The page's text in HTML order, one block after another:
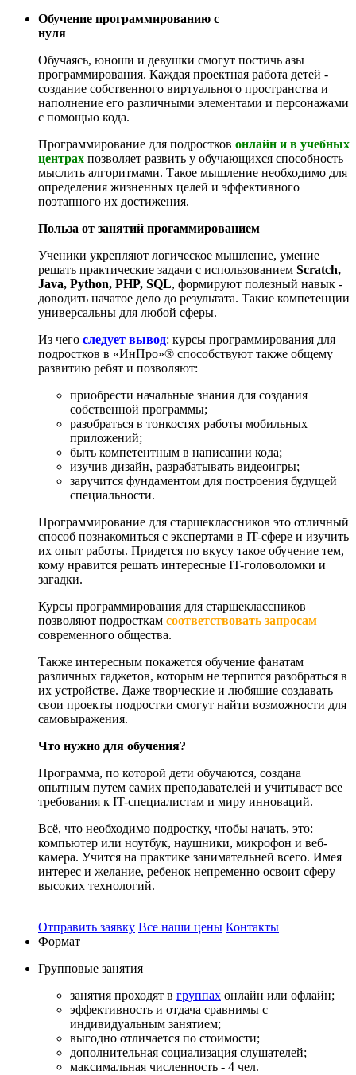
Обучение программированию с
нуля
Обучаясь, юноши и девушки смогут постичь азы
программирования. Каждая проектная работа детей -
создание собственного виртуального пространства и
наполнение его различными элементами и персонажами
с помощью кода.
Программирование для подростков онлайн и в учебных
центрах позволяет развить у обучающихся способность
мыслить алгоритмами. Такое мышление необходимо для
определения жизненных целей и эффективного
поэтапного их достижения.
Польза от занятий прогаммированием
Ученики укрепляют логическое мышление, умение
решать практические задачи с использованием Scratch,
Java, Python, PHP, SQL, формируют полезный навык -
доводить начатое дело до результата. Такие компетенции
универсальны для любой сферы.
Из чего следует вывод: курсы программирования для
подростков в «ИнПро»® способствуют также общему
развитию ребят и позволяют:
приобрести начальные знания для создания
собственной программы;
разобраться в тонкостях работы мобильных
приложений;
быть компетентным в написании кода;
изучив дизайн, разрабатывать видеоигры;
заручится фундаментом для построения будущей
специальности.
Программирование для старшеклассников это отличный
способ познакомиться с экспертами в IT-сфере и изучить
их опыт работы. Придется по вкусу такое обучение тем,
кому нравится решать интересные IT-головоломки и
загадки.
Курсы программирования для старшеклассников
позволяют подросткам соответствовать запросам
современного общества.
Также интересным покажется обучение фанатам
различных гаджетов, которым не терпится разобраться в
их устройстве. Даже творческие и любящие создавать
свои проекты подростки смогут найти возможности для
самовыражения.
Что нужно для обучения?
Программа, по которой дети обучаются, создана
опытным путем самих преподавателей и учитывает все
требования к IT-специалистам и миру инноваций.
Всё, что необходимо подростку, чтобы начать, это:
компьютер или ноутбук, наушники, микрофон и веб-
камера. Учится на практике занимательней всего. Имея
интерес и желание, ребенок непременно освоит сферу
высоких технологий.
Отправить заявку Все наши цены Контакты
Формат
Групповые занятия
занятия проходят в группах онлайн или офлайн;
эффективность и отдача сравнимы с
индивидуальным занятием;
выгодно отличается по стоимости;
дополнительная социализация слушателей;
максимальная численность - 4 чел.